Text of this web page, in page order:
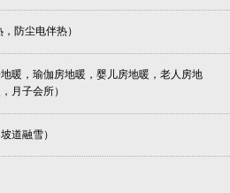
防尘电伴热）
暖，瑜伽房地暖，婴儿房地暖，老人房地
月子会所）
道融雪）